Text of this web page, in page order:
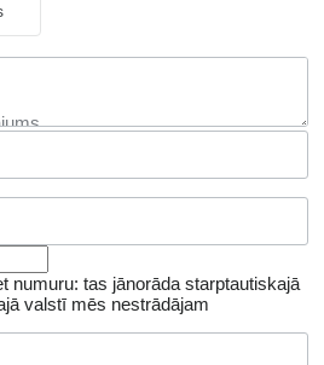
numuru: tas jānorāda starptautiskajā
valstī mēs nestrādājam